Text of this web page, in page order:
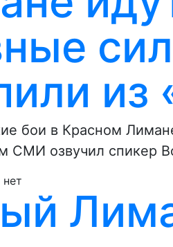
из
бои в Красном
СМИ озвучил спикер